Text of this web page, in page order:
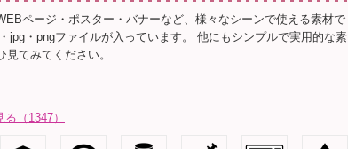
ページ・ポスター・バナーなど、様々なシーンで使える素材で
jpg・pngファイルが入っています。 他にもシンプルで実用的な素
てみてください。
（1347）